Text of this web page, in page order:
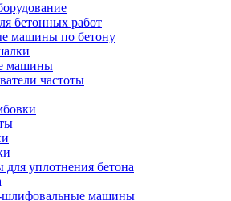
бетонных работ
машины по бетону
машины
частоты
для уплотнения бетона
машины